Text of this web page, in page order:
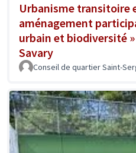
Urbanisme transitoire
aménagement
urbain et biodiversité
Savary
Conseil de quartier Saint-